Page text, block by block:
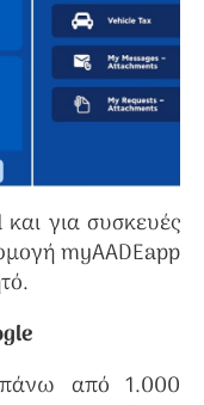
για συσκευές
myAADEapp
από 1.000